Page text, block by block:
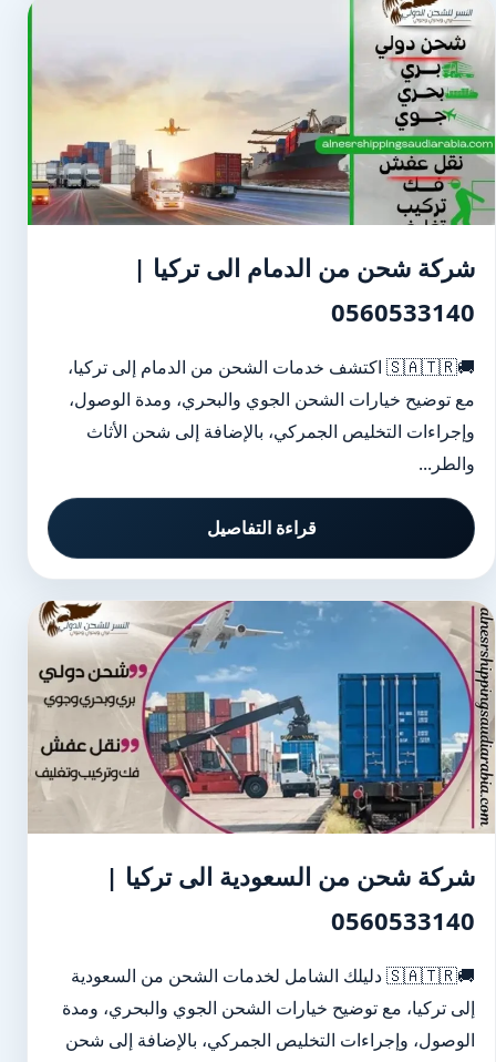
شركة شحن من الدمام الى تركيا |
0560533140
🚚🇸🇦🇹🇷 اكتشف خدمات الشحن من الدمام إلى تركيا،
مع توضيح خيارات الشحن الجوي والبحري، ومدة الوصول،
وإجراءات التخليص الجمركي، بالإضافة إلى شحن الأثاث
والطر...
قراءة التفاصيل
شركة شحن من السعودية الى تركيا |
0560533140
🚚🇸🇦🇹🇷 دليلك الشامل لخدمات الشحن من السعودية
إلى تركيا، مع توضيح خيارات الشحن الجوي والبحري، ومدة
الوصول، وإجراءات التخليص الجمركي، بالإضافة إلى شحن